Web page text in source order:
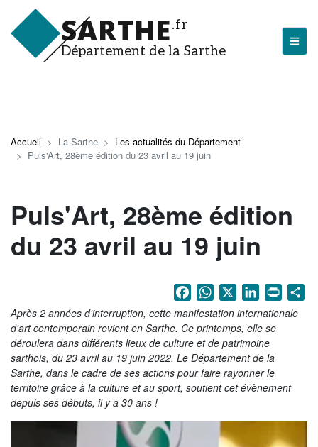
au
contenu
principal
SARTHE.fr
Département de la Sarthe
Les actualités du Département
J'arrive en Sarthe
Entreprendre en Sarthe
Tourisme en Sarthe
La Sarthe en vidéos
L'Abbaye Royale de l'Épau
Voix au Chapitre
Les expositions virtuelles
La Sarthe sur les réseaux
Accueil La Sarthe
Les actualités du Département
Puls'Art, 28ème édition du 23 avril au 19 juin
Puls'Art, 28ème édition
du 23 avril au 19 juin
FacebookWhatsApp
X LinkedIn
Print
Après 2 années d'interruption, cette manifestation internationale
d'art contemporain revient en Sarthe. Ce printemps, elle se
déroulera dans différents lieux de culture et de patrimoine
sarthois, du 23 avril au 19 juin 2022. Le Département de la
Sarthe, dans le cadre de ses actions pour faire rayonner le
territoire grâce à la culture et au sport, soutient cet évènement
depuis ses débuts, il y a 30 ans !